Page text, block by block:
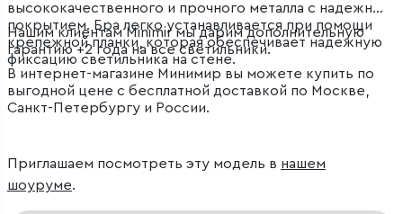
высококачественного и прочного металла с надежным
покрытием. Бра легко устанавливается при помощи
крепежной планки, которая обеспечивает надежную
фиксацию светильника на стене.
Нашим клиентам Minimir мы дарим дополнительную
гарантию +2 года на все светильники.
В интернет-магазине Минимир вы можете купить по
выгодной цене с бесплатной доставкой по Москве,
Санкт-Петербургу и России.
Приглашаем посмотреть эту модель в нашем
шоуруме.